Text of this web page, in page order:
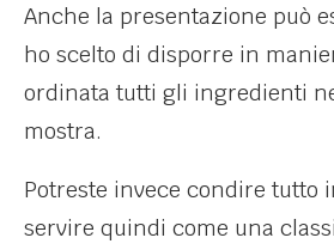
Anche la presentazione può
ho scelto di disporre in
ordinata tutti gli ingredienti
mostra.
Potreste invece condire tutto
servire quindi come una